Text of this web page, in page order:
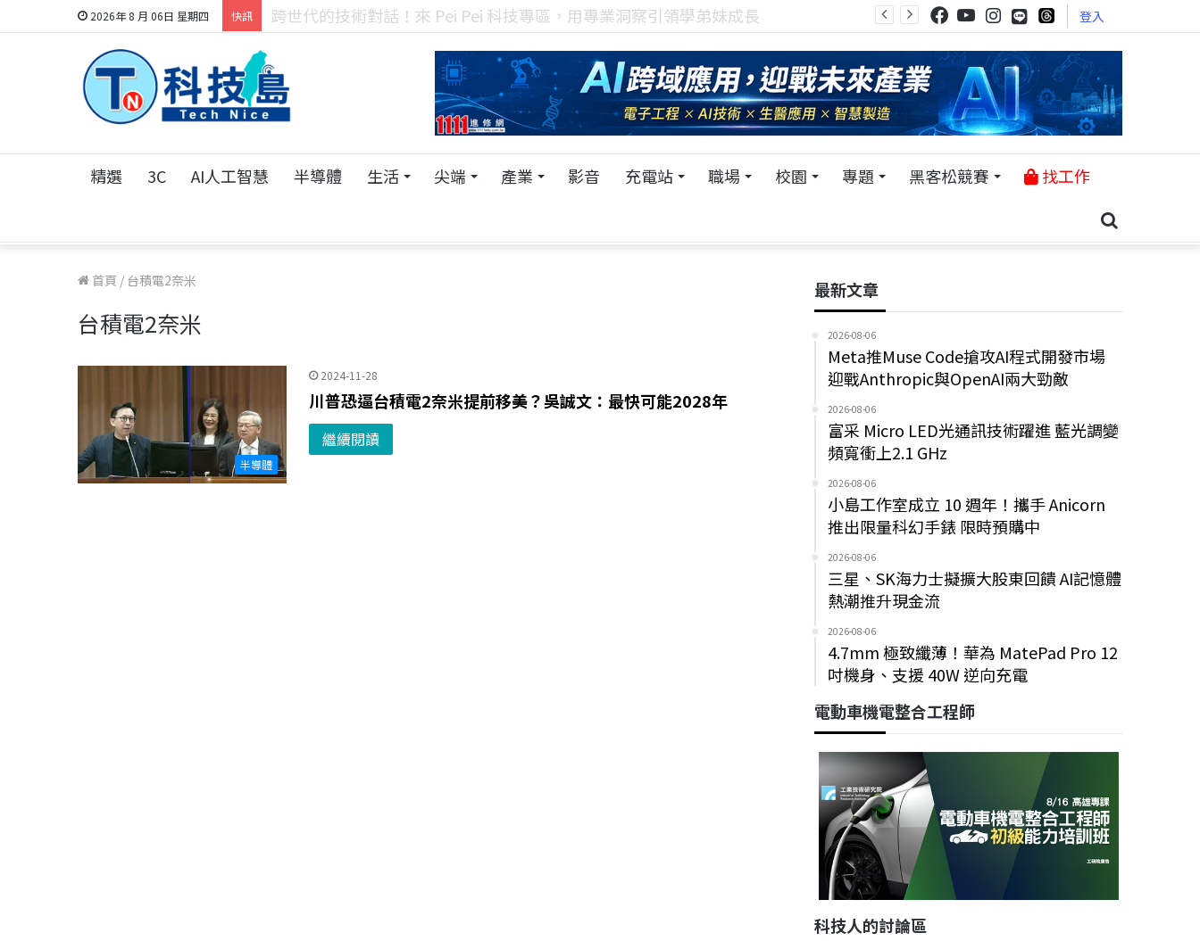
2026年 8 月 06日 星期四 快訊 科技人的經驗傳承地！在 Pei Pei 科技專區，與學弟妹交流最硬核的技術 登入
精選 3C AI人工智慧 半導體 生活 尖端 產業 影音 充電站 職場 校園 專題 黑客松競賽 找工作
首頁 / 台積電2奈米
台積電2奈米
半導體
2024-11-28
川普恐逼台積電2奈米提前移美？吳誠文：最快可能2028年
繼續閱讀
最新文章
2026-08-06
Meta推Muse Code搶攻AI程式開發市場
迎戰Anthropic與OpenAI兩大勁敵
2026-08-06
富采 Micro LED光通訊技術躍進 藍光調變
頻寬衝上2.1 GHz
2026-08-06
小島工作室成立 10 週年！攜手 Anicorn
推出限量科幻手錶 限時預購中
2026-08-06
三星、SK海力士擬擴大股東回饋 AI記憶體
熱潮推升現金流
2026-08-06
4.7mm 極致纖薄！華為 MatePad Pro 12
吋機身、支援 40W 逆向充電
電動車機電整合工程師
科技人的討論區